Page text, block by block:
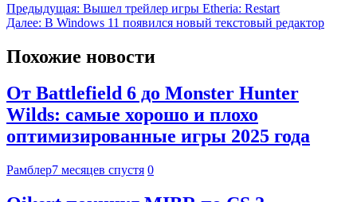
Предыдущая: Вышел трейлер игры Etheria: Restart
Далее: В Windows 11 появился новый текстовый редактор
Похожие новости
От Battlefield 6 до Monster Hunter
Wilds: самые хорошо и плохо
оптимизированные игры 2025 года
Рамблер7 месяцев спустя 0